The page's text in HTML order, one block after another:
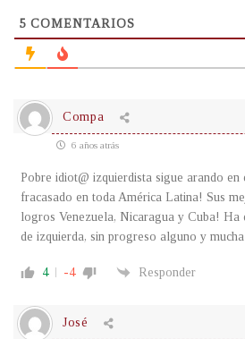
5 COMENTARIOS
Compa
6 años atrás
Pobre idiot@ izquierdista sigue arando
fracasado en toda América Latina! Sus
logros Venezuela, Nicaragua y Cuba! Ha
de izquierda, sin progreso alguno y
4 -4 Responder
José